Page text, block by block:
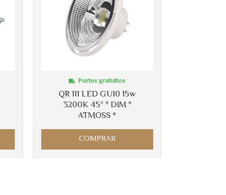
QR 111 LED GU10 15w
3200K 45º " DIM "
ATMOSS *
Portes gratuitos
COMPRAR